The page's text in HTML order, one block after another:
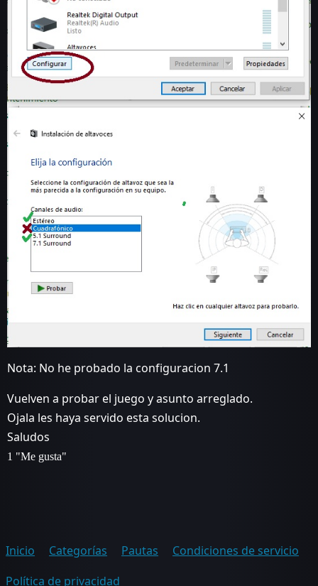
Nota: No he probado la configuracion 7.1
Vuelven a probar el juego y asunto arreglado.
Ojala les haya servido esta solucion.
Saludos
1 "Me gusta"
Inicio Categorías Pautas
Condiciones de servicio
Política de privacidad